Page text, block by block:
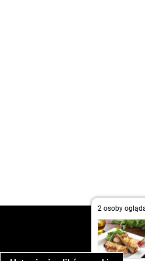
2 osoby
kontakt
informacja o